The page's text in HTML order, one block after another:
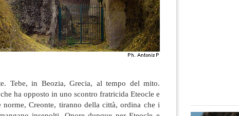
Tebe, in Beozia, Grecia, al tempo del mito.
ha opposto in uno scontro fratricida Eteocle e
Creonte, tiranno della città, ordina che i